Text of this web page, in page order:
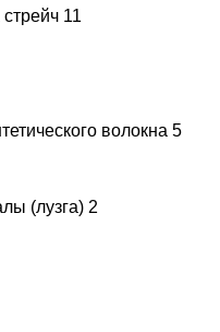
11
волокна 5
(лузга) 2